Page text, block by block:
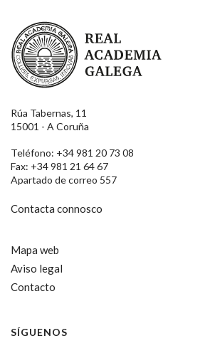
Real Academia Galega
Rúa Tabernas, 11
15001 - A Coruña
Teléfono: +34 981 20 73 08
Fax: +34 981 21 64 67
Apartado de correo 557
Contacta connosco
Mapa web
Aviso legal
Contacto
SÍGUENOS